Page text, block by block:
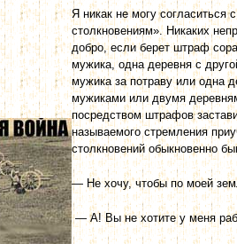
Я никак не могу согласиться
столкновениям». Никаких
добро, если берет штраф
мужика, одна деревня с
мужика за потраву или одна
мужиками или двумя
посредством штрафов
называемого стремления
столкновений обыкновенно
— Не хочу, чтобы по моей
— А! Вы не хотите у меня